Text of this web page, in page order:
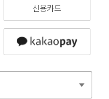
신용카드